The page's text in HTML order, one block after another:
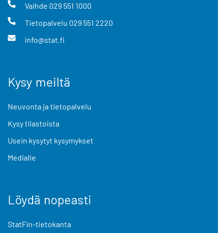
Vaihde 029 551 1000
Tietopalvelu 029 551 2220
info@stat.fi
Kysy meiltä
Neuvonta ja tietopalvelu
Kysy tilastoista
Usein kysytyt kysymykset
Medialle
Löydä nopeasti
StatFin-tietokanta